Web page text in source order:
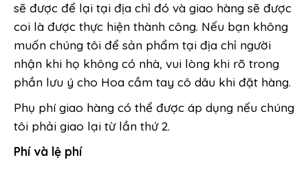
sẽ được để lại tại địa chỉ đó và giao hàng sẽ được
coi là được thực hiện thành công. Nếu bạn không
muốn chúng tôi để sản phẩm tại địa chỉ người
nhận khi họ không có nhà, vui lòng khi rõ trong
phần lưu ý cho Hoa cầm tay cô dâu khi đặt hàng.
Phụ phí giao hàng có thể được áp dụng nếu chúng
tôi phải giao lại từ lần thứ 2.
Phí và lệ phí